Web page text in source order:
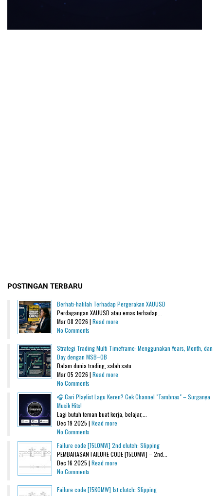
POSTINGAN TERBARU
Berhati-hatilah Terhadap Pergerakan XAUUSD
Perdagangan XAUUSD atau emas terhadap...
Mar 08 2026 | Read more
No Comments
Strategi Trading Multi Timeframe: Menggunakan Years, Month, dan
Day dengan MSB–OB
Dalam dunia trading, salah satu...
Mar 05 2026 | Read more
No Comments
🎧 Cari Playlist Lagu Keren? Cek Channel "Tambnas" – Surganya
Musik Hits!
Lagi butuh teman buat kerja, belajar,...
Dec 19 2025 | Read more
No Comments
Failure code [15L0MW] 2nd clutch: Slipping
PEMBAHASAN FAILURE CODE [15L0MW] – 2nd...
Dec 16 2025 | Read more
No Comments
Failure code [15K0MW] 1st clutch: Slipping